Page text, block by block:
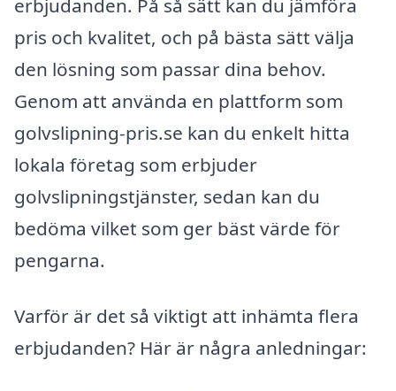
erbjudanden. På så sätt kan du jämföra
pris och kvalitet, och på bästa sätt välja
den lösning som passar dina behov.
Genom att använda en plattform som
golvslipning-pris.se kan du enkelt hitta
lokala företag som erbjuder
golvslipningstjänster, sedan kan du
bedöma vilket som ger bäst värde för
pengarna.
Varför är det så viktigt att inhämta flera
erbjudanden? Här är några anledningar: